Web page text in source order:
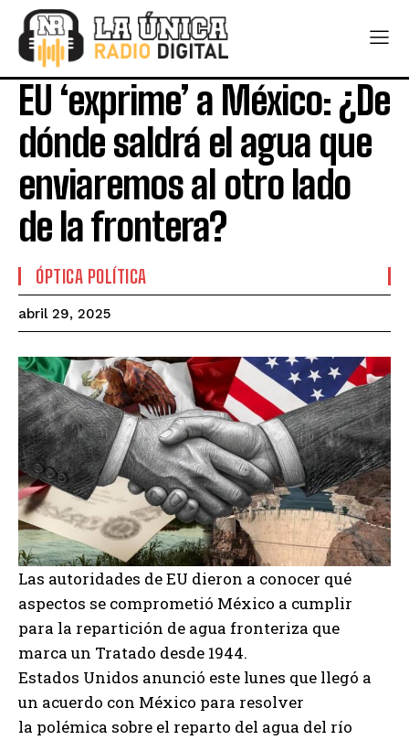
EU ‘exprime’ a México: ¿De
dónde saldrá el agua que
enviaremos al otro lado
de la frontera?
ÓPTICA POLÍTICA
abril 29, 2025
Las autoridades de EU dieron a conocer qué
aspectos se comprometió México a cumplir
para la repartición de agua fronteriza que
marca un Tratado desde 1944.
Estados Unidos anunció este lunes que llegó a
un acuerdo con México para resolver
la polémica sobre el reparto del agua del río